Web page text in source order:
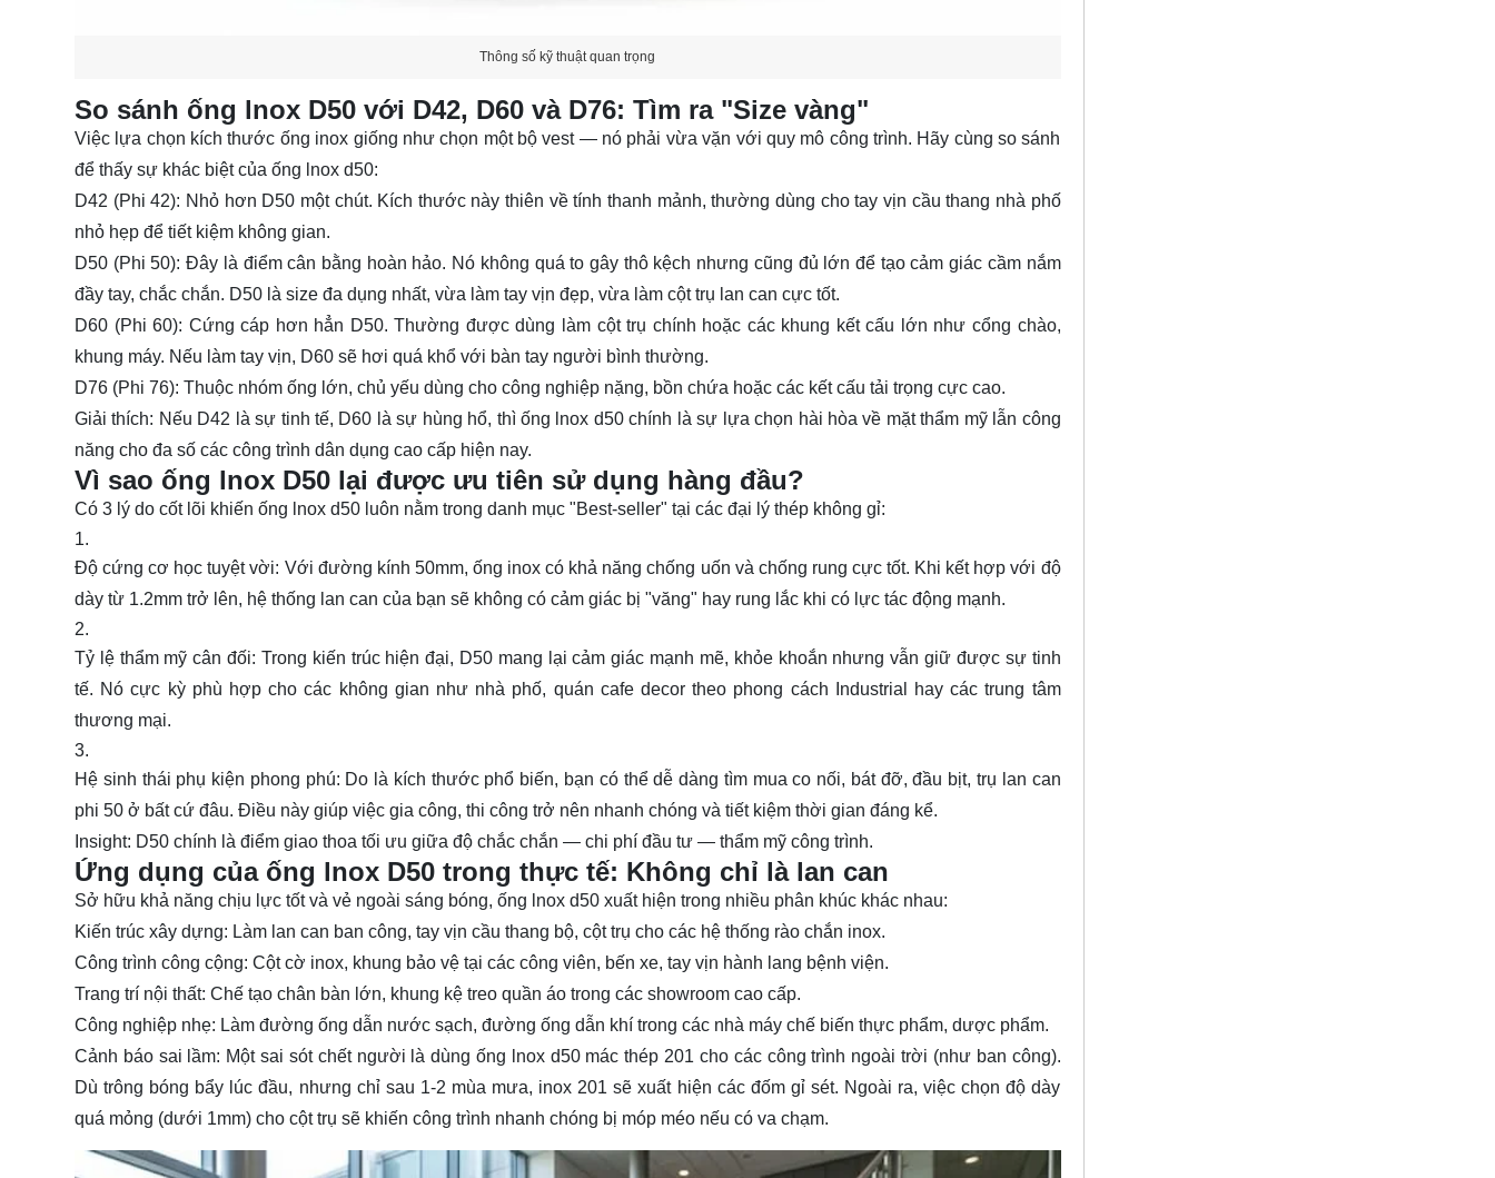
Thông số kỹ thuật quan trọng
So sánh ống lnox D50 với D42, D60 và D76: Tìm ra "Size vàng"
Việc lựa chọn kích thước ống inox giống như chọn một bộ vest — nó phải vừa vặn với quy mô công trình. Hãy cùng so sánh
để thấy sự khác biệt của ống lnox d50:
D42 (Phi 42): Nhỏ hơn D50 một chút. Kích thước này thiên về tính thanh mảnh, thường dùng cho tay vịn cầu thang nhà phố
nhỏ hẹp để tiết kiệm không gian.
D50 (Phi 50): Đây là điểm cân bằng hoàn hảo. Nó không quá to gây thô kệch nhưng cũng đủ lớn để tạo cảm giác cầm nắm
đầy tay, chắc chắn. D50 là size đa dụng nhất, vừa làm tay vịn đẹp, vừa làm cột trụ lan can cực tốt.
D60 (Phi 60): Cứng cáp hơn hẳn D50. Thường được dùng làm cột trụ chính hoặc các khung kết cấu lớn như cổng chào,
khung máy. Nếu làm tay vịn, D60 sẽ hơi quá khổ với bàn tay người bình thường.
D76 (Phi 76): Thuộc nhóm ống lớn, chủ yếu dùng cho công nghiệp nặng, bồn chứa hoặc các kết cấu tải trọng cực cao.
Giải thích: Nếu D42 là sự tinh tế, D60 là sự hùng hổ, thìống lnox d50chính là sự lựa chọn hài hòa về mặt thẩm mỹ lẫn công
năng cho đa số các công trình dân dụng cao cấp hiện nay.
Vì sao ống lnox D50 lại được ưu tiên sử dụng hàng đầu?
Có 3 lý do cốt lõi khiến ống lnox d50 luôn nằm trong danh mục "Best-seller" tại các đại lý thép không gỉ:
Độ cứng cơ học tuyệt vời: Với đường kính 50mm, ống inox có khả năng chống uốn và chống rung cực tốt. Khi kết hợp với độ
dày từ 1.2mm trở lên, hệ thống lan can của bạn sẽ không có cảm giác bị "văng" hay rung lắc khi có lực tác động mạnh.
Tỷ lệ thẩm mỹ cân đối: Trong kiến trúc hiện đại, D50 mang lại cảm giác mạnh mẽ, khỏe khoắn nhưng vẫn giữ được sự tinh
tế. Nó cực kỳ phù hợp cho các không gian như nhà phố, quán cafe decor theo phong cách Industrial hay các trung tâm
thương mại.
Hệ sinh thái phụ kiện phong phú: Do là kích thước phổ biến, bạn có thể dễ dàng tìm mua co nối, bát đỡ, đầu bịt, trụ lan can
phi 50 ở bất cứ đâu. Điều này giúp việc gia công, thi công trở nên nhanh chóng và tiết kiệm thời gian đáng kể.
Insight: D50 chính là điểm giao thoa tối ưu giữa độ chắc chắn — chi phí đầu tư — thẩm mỹ công trình.
Ứng dụng của ống lnox D50 trong thực tế: Không chỉ là lan can
Sở hữu khả năng chịu lực tốt và vẻ ngoài sáng bóng, ống lnox d50 xuất hiện trong nhiều phân khúc khác nhau:
Kiến trúc xây dựng: Làm lan can ban công, tay vịn cầu thang bộ, cột trụ cho các hệ thống rào chắn inox.
Công trình công cộng: Cột cờ inox, khung bảo vệ tại các công viên, bến xe, tay vịn hành lang bệnh viện.
Trang trí nội thất: Chế tạo chân bàn lớn, khung kệ treo quần áo trong các showroom cao cấp.
Công nghiệp nhẹ: Làm đường ống dẫn nước sạch, đường ống dẫn khí trong các nhà máy chế biến thực phẩm, dược phẩm.
Cảnh báo sai lầm: Một sai sót chết người là dùngống lnox d50mác thép 201 cho các công trình ngoài trời (như ban công).
Dù trông bóng bẩy lúc đầu, nhưng chỉ sau 1-2 mùa mưa, inox 201 sẽ xuất hiện các đốm gỉ sét. Ngoài ra, việc chọn độ dày
quá mỏng (dưới 1mm) cho cột trụ sẽ khiến công trình nhanh chóng bị móp méo nếu có va chạm.